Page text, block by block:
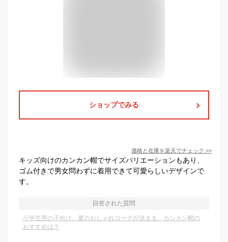
ショップでみる
価格と在庫を楽天でチェック >>
キッズ向けのカンカン帽でサイズバリエーションもあり、
ゴム付きで男女問わずに着用できて可愛らしいデザインで
す。
回答された質問
小学生男の子向け。夏のおしゃれコーデが決まる、カンカン帽の
おすすめは？